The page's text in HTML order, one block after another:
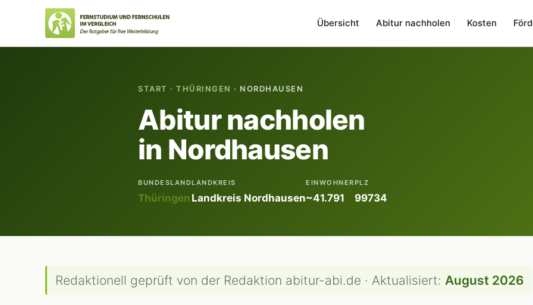
Übersicht Abitur nachholen Kosten
START · THÜRINGEN · NORDHAUSEN
Abitur nachholen
in Nordhausen
BUNDESLAND
Thüringen
LANDKREIS
Landkreis Nordhausen
EINWOHNER
~41.791
PLZ
99734
Redaktionell geprüft von der Redaktion abitur-abi.de · Aktualisiert: August 2026